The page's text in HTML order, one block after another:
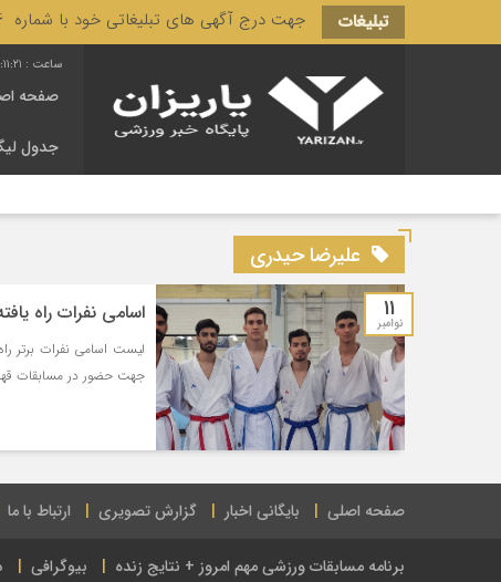
تبلیغات جهت درج آگهی های تبلیغاتی خود با شماره 3166 444 0910 تماس حاصل فرمایید.
صفحه
جدول
علیرضا حیدری
11
نوامبر اسامی نفرات راه یافته به
جهت حضور در مسابقات
صفحه اصلی بایگانی اخبار گزارش تصویری ارتباط با ما
برنامه مسابقات ورزشی مهم امروز + نتایج زنده بیوگرافی